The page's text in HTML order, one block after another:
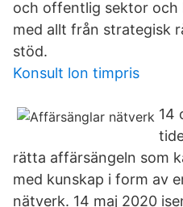
och offentlig sektor och
med allt från strategisk
stöd.
Konsult lon timpris
14
rätta affärsängeln som
med kunskap i form av
nätverk. 14 maj 2020